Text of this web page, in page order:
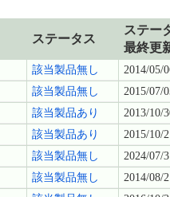
ステータス
ステー
最終更
該当製品無し
2014/05/
該当製品無し
2015/07/
該当製品あり
2013/10/
該当製品あり
2015/10/
該当製品無し
2024/07/
該当製品無し
2014/08/